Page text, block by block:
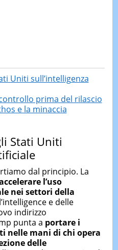
Uniti sull’intelligenza
prima del rilascio
e la minaccia
Stati Uniti
dal principio. La
l’uso
nei settori della
e delle
indirizzo
punta a portare i
nelle mani di chi opera
delle